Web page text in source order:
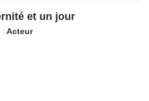
et un jour
:Acteur